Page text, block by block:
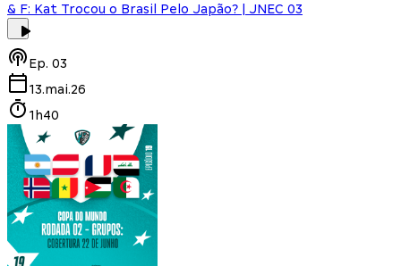
& F: Kat Trocou o Brasil Pelo Japão? | JNEC 03
Ep. 03
13.mai.26
1h40